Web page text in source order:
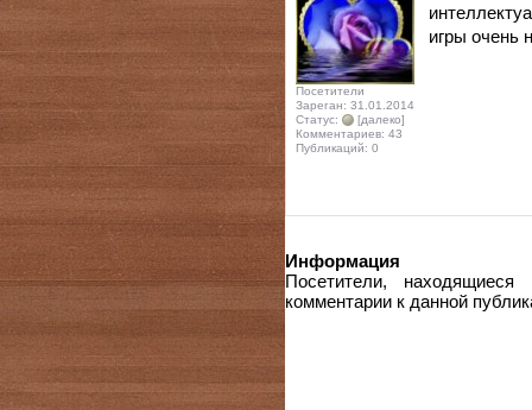
Посетители
Зареган: 31.01.2014
Статус:
[далеко]
Комментариев: 43
Публикаций: 0
игры очень
Информация
Посетители,
комментарии к данной